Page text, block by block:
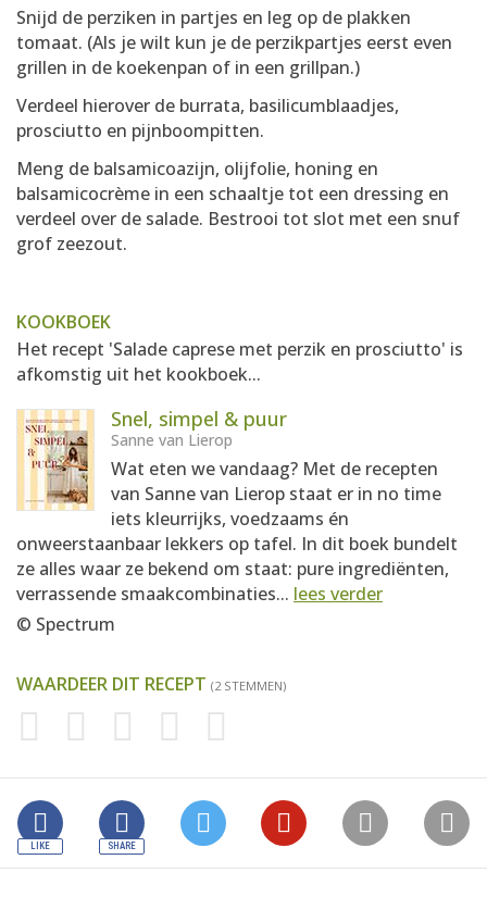
Snijd de perziken in partjes en leg op de plakken
tomaat. (Als je wilt kun je de perzikpartjes eerst even
grillen in de koekenpan of in een grillpan.)
Verdeel hierover de burrata, basilicumblaadjes,
prosciutto en pijnboompitten.
Meng de balsamicoazijn, olijfolie, honing en
balsamicocrème in een schaaltje tot een dressing en
verdeel over de salade. Bestrooi tot slot met een snuf
grof zeezout.
KOOKBOEK
Het recept 'Salade caprese met perzik en prosciutto' is
afkomstig uit het kookboek...
Snel, simpel & puur
Sanne van Lierop
Wat eten we vandaag? Met de recepten
van Sanne van Lierop staat er in no time
iets kleurrijks, voedzaams én
onweerstaanbaar lekkers op tafel. In dit boek bundelt
ze alles waar ze bekend om staat: pure ingrediënten,
verrassende smaakcombinaties... lees verder
© Spectrum
WAARDEER DIT RECEPT (2 STEMMEN)